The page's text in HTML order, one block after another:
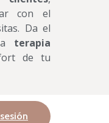
con el
Da el
terapia
de tu